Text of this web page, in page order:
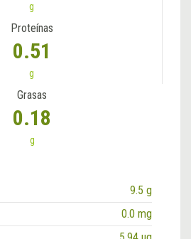
g
Proteínas
0.51
g
Grasas
0.18
g
9.5 g
0.0 mg